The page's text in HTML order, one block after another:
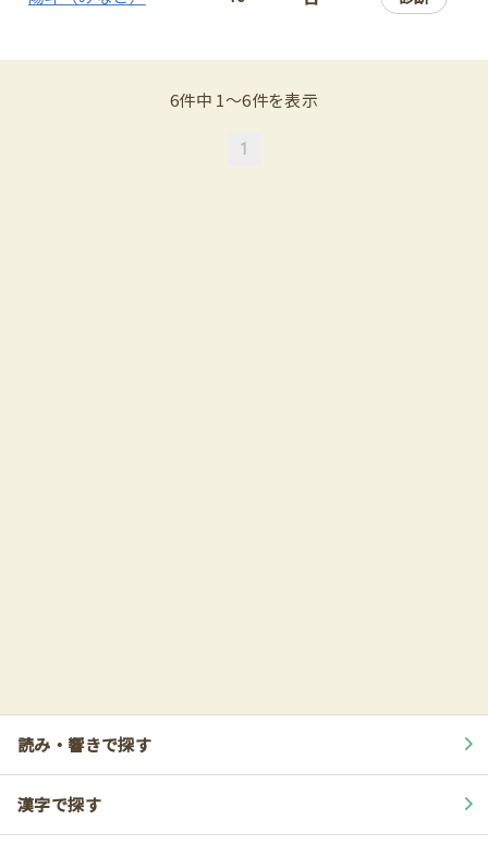
6件中 1〜6件を表示
1
読み・響きで探す
漢字で探す